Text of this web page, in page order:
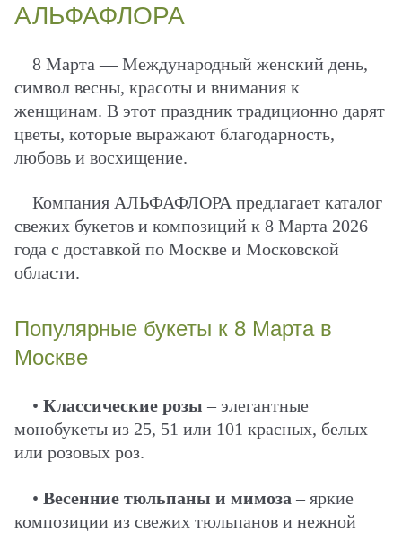
АЛЬФАФЛОРА
8 Марта — Международный женский день,
символ весны, красоты и внимания к
женщинам. В этот праздник традиционно дарят
цветы, которые выражают благодарность,
любовь и восхищение.
Компания АЛЬФАФЛОРА предлагает каталог
свежих букетов и композиций к 8 Марта 2026
года с доставкой по Москве и Московской
области.
Популярные букеты к 8 Марта в
Москве
• Классические розы– элегантные
монобукеты из 25, 51 или 101 красных, белых
или розовых роз.
• Весенние тюльпаны и мимоза– яркие
композиции из свежих тюльпанов и нежной